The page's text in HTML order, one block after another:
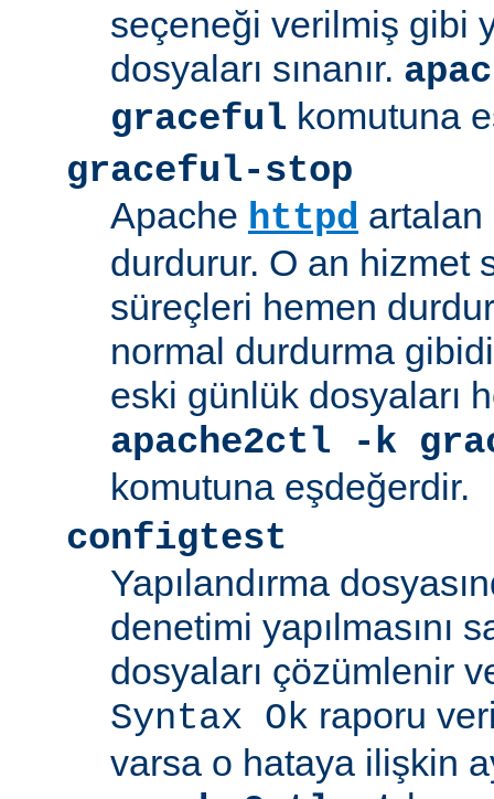
seçeneği verilmiş gibi
dosyaları sınanır.
graceful komutuna
graceful-stop
Apache httpd
durdurur. O an hizmet
süreçleri hemen
normal durdurma
eski günlük dosyaları
apache2ctl -k
komutuna eşdeğerdir.
configtest
Yapılandırma
denetimi yapılmasını
dosyaları çözümlenir
Syntax Ok raporu
varsa o hataya ilişkin